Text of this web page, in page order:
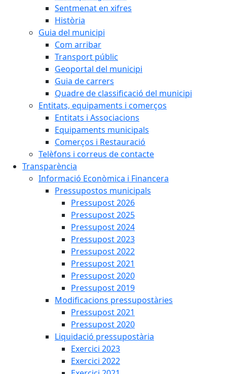
Sentmenat en xifres
Història
Guia del municipi
Com arribar
Transport públic
Geoportal del municipi
Guia de carrers
Quadre de classificació del municipi
Entitats, equipaments i comerços
Entitats i Associacions
Equipaments municipals
Comerços i Restauració
Telèfons i correus de contacte
Transparència
Informació Econòmica i Financera
Pressupostos municipals
Pressupost 2026
Pressupost 2025
Pressupost 2024
Pressupost 2023
Pressupost 2022
Pressupost 2021
Pressupost 2020
Pressupost 2019
Modificacions pressupostàries
Pressupost 2021
Pressupost 2020
Liquidació pressupostària
Exercici 2023
Exercici 2022